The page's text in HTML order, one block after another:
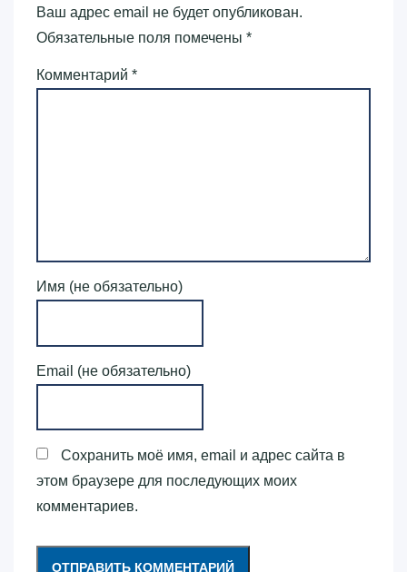
Ваш адрес email не будет опубликован.
Обязательные поля помечены *
Комментарий *
Имя (не обязательно)
Email (не обязательно)
Сохранить моё имя, email и адрес сайта в
этом браузере для последующих моих
комментариев.